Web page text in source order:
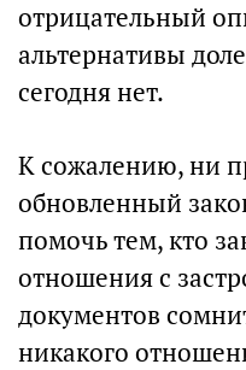
отрицательный
альтернативы
сегодня нет.
К сожалению, ни
обновленный
помочь тем, кто
отношения с
документов
никакого